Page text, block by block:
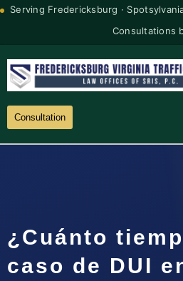
Serving Fredericksburg ·
Consultations
Consultation
¿Cuánto
caso de DUI